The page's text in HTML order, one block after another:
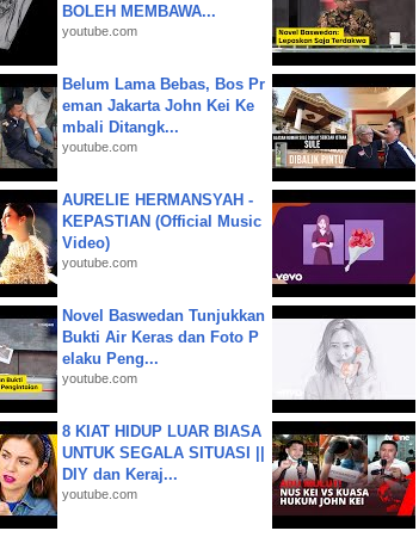
BOLEH MEMBAWA...
youtube.com
Belum Lama Bebas, Bos Pr
eman Jakarta John Kei Ke
mbali Ditangk...
youtube.com
AURELIE HERMANSYAH -
KEPASTIAN (Official Music
Video)
youtube.com
Novel Baswedan Tunjukkan
Bukti Air Keras dan Foto P
elaku Peng...
youtube.com
8 KIAT HIDUP LUAR BIASA
UNTUK SEGALA SITUASI ||
DIY dan Keraj...
youtube.com